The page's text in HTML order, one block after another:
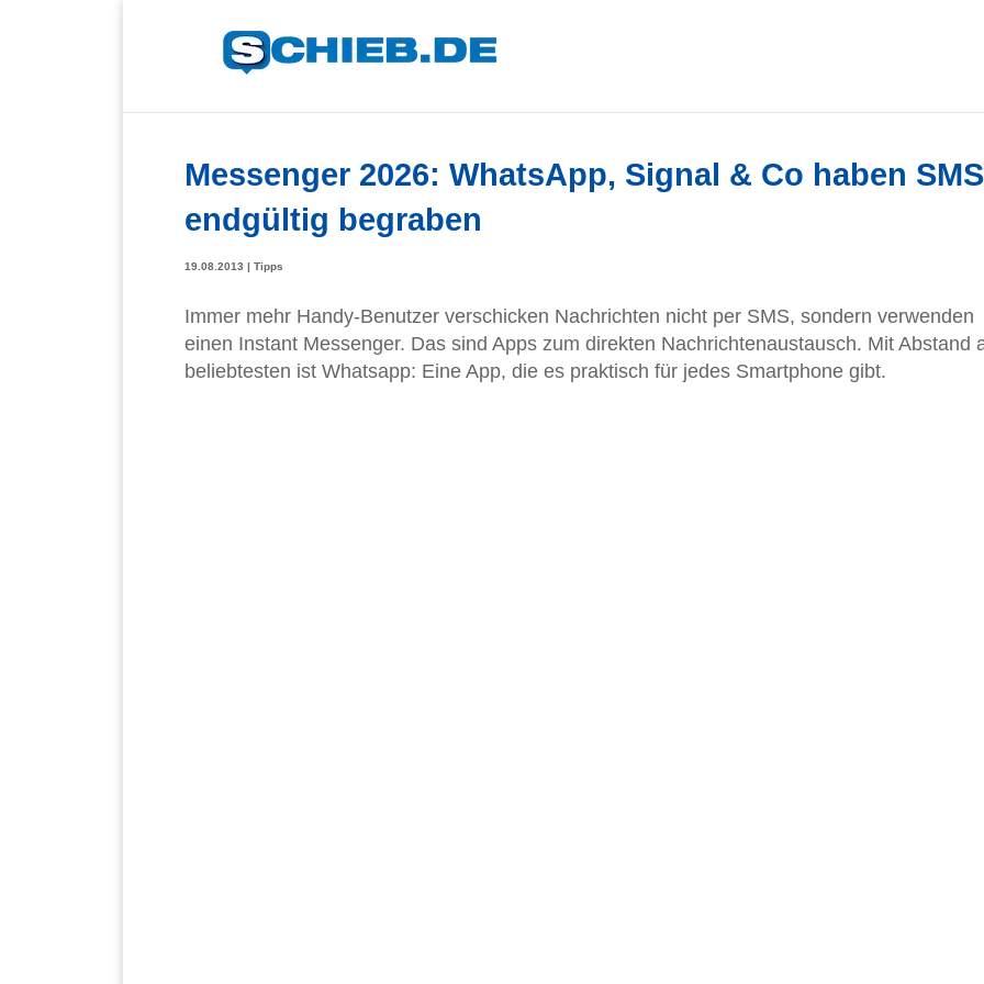
Messenger 2026: WhatsApp, Signal & Co haben SMS
endgültig begraben
19.08.2013 | Tipps
Immer mehr Handy-Benutzer verschicken Nachrichten nicht per SMS, sondern verwenden
einen Instant Messenger. Das sind Apps zum direkten Nachrichtenaustausch. Mit Abstand
beliebtesten ist Whatsapp: Eine App, die es praktisch für jedes Smartphone gibt.